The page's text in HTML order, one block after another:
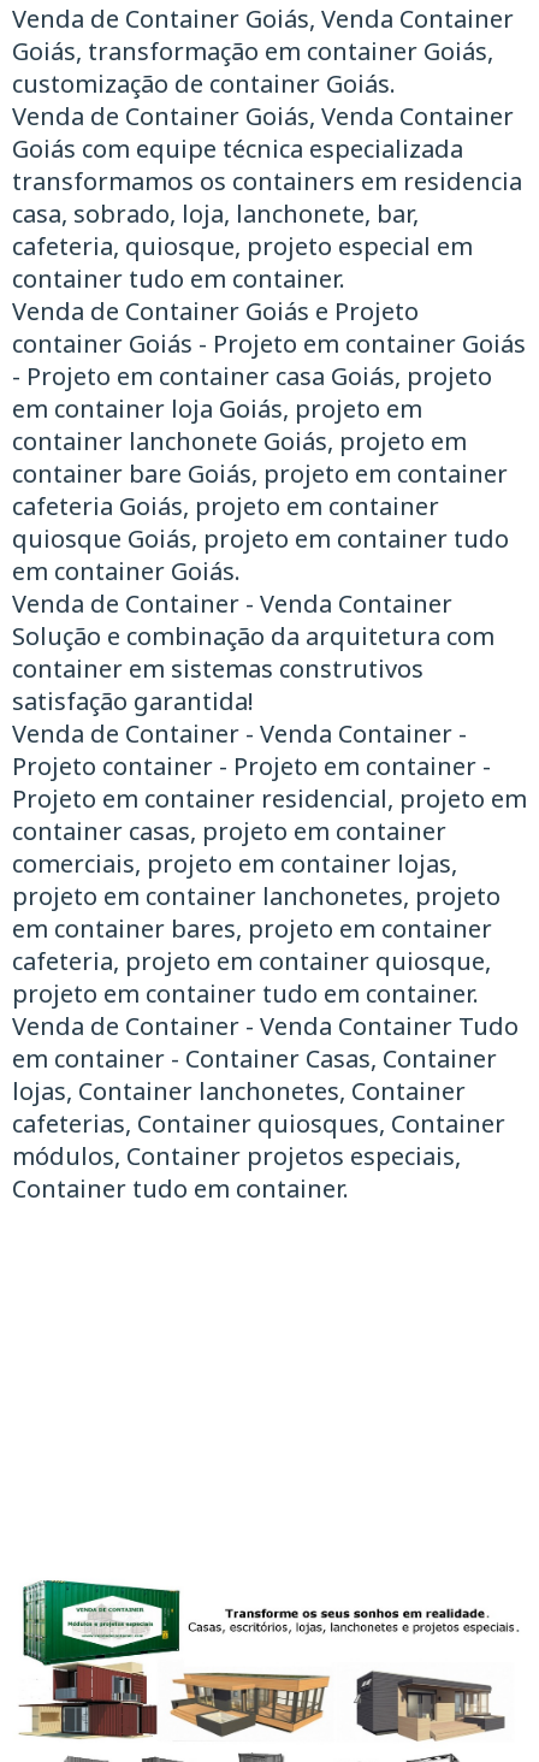
Venda de Container Goiás, Venda Container
Goiás, transformação em container Goiás,
customização de container Goiás.
Venda de Container Goiás, Venda Container
Goiás com equipe técnica especializada
transformamos os containers em residencia
casa, sobrado, loja, lanchonete, bar,
cafeteria, quiosque, projeto especial em
container tudo em container.
Venda de Container Goiás e Projeto
container Goiás - Projeto em container Goiás
- Projeto em container casa Goiás, projeto
em container loja Goiás, projeto em
container lanchonete Goiás, projeto em
container bare Goiás, projeto em container
cafeteria Goiás, projeto em container
quiosque Goiás, projeto em container tudo
em container Goiás.
Venda de Container - Venda Container
Solução e combinação da arquitetura com
container em sistemas construtivos
satisfação garantida!
Venda de Container - Venda Container -
Projeto container - Projeto em container -
Projeto em container residencial, projeto em
container casas, projeto em container
comerciais, projeto em container lojas,
projeto em container lanchonetes, projeto
em container bares, projeto em container
cafeteria, projeto em container quiosque,
projeto em container tudo em container.
Venda de Container - Venda Container ​Tudo
em container - Container Casas, Container
lojas, Container lanchonetes, Container
cafeterias, Container quiosques, Container
módulos, Container projetos especiais,
Container tudo em container.